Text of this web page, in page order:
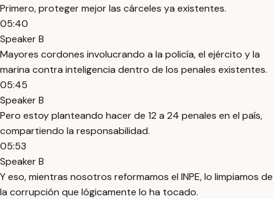
Primero, proteger mejor las cárceles ya existentes.
05:40
Speaker B
Mayores cordones involucrando a la policía, el ejército y la
marina contra inteligencia dentro de los penales existentes.
05:45
Speaker B
Pero estoy planteando hacer de 12 a 24 penales en el país,
compartiendo la responsabilidad.
05:53
Speaker B
Y eso, mientras nosotros reformamos el INPE, lo limpiamos de
la corrupción que lógicamente lo ha tocado.